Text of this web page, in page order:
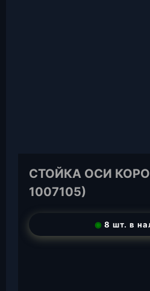
СТОЙКА ОСИ
1007105)
◉ 8 шт. в